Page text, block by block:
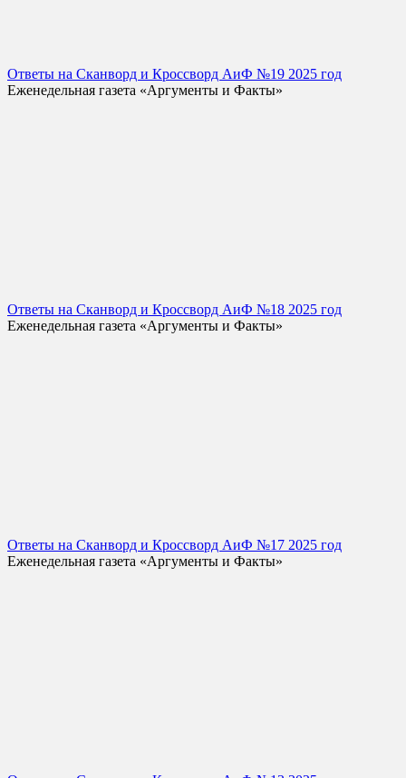
Ответы на Сканворд и Кроссворд АиФ №19 2025 год
Еженедельная газета «Аргументы и Факты»
Ответы на Сканворд и Кроссворд АиФ №18 2025 год
Еженедельная газета «Аргументы и Факты»
Ответы на Сканворд и Кроссворд АиФ №17 2025 год
Еженедельная газета «Аргументы и Факты»